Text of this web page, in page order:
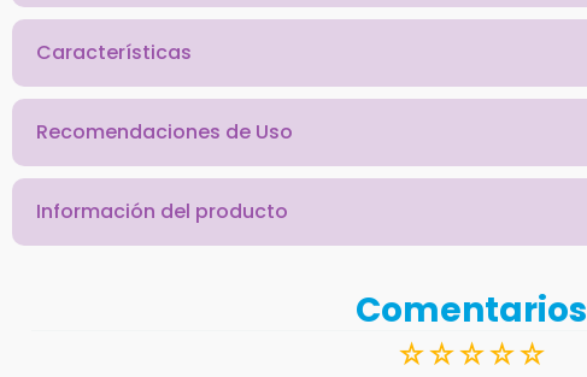
Características
Recomendaciones de Uso
Información del producto
Comentarios
☆☆☆☆☆